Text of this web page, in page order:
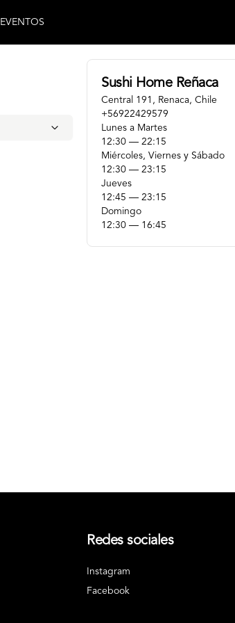
EVENTOS
Sushi Home Reñaca
Central 191 , Renaca, Chile
+56922429579
Lunes a Martes
12:30 ― 22:15
Miércoles, Viernes y Sábado
12:30 ― 23:15
Jueves
12:45 ― 23:15
Domingo
12:30 ― 16:45
Redes sociales
Instagram
Facebook